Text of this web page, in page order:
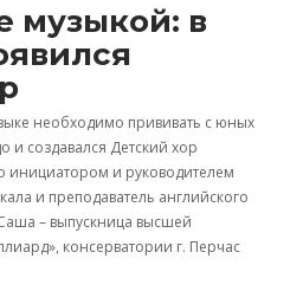
музыкой: в
необходимо прививать с юных
и создавался Детский хор
инициатором и руководителем
и преподаватель английского
– выпускница высшей
консерватории г. Перчас